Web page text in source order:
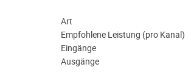
Art
Empfohlene Leistung (pro Kanal)
Eingänge
Ausgänge